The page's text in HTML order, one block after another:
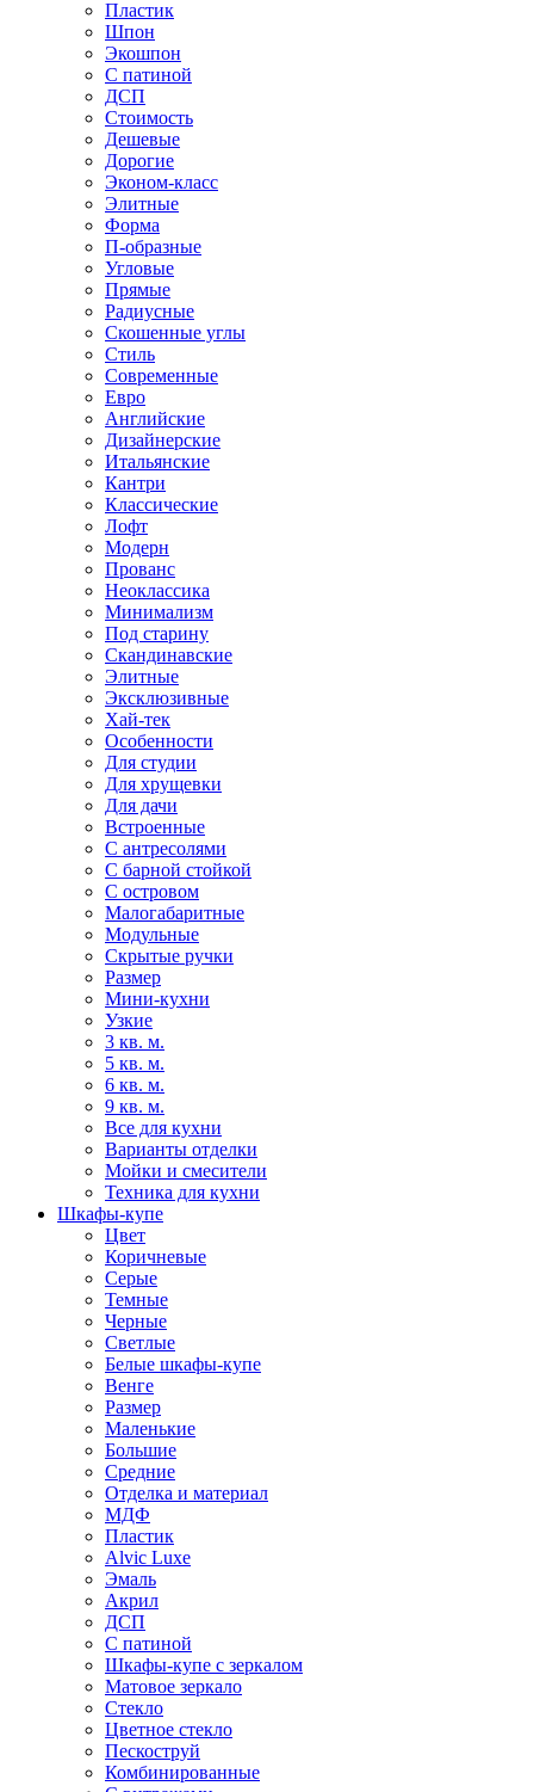
Пластик
Шпон
Экошпон
С патиной
ДСП
Стоимость
Дешевые
Дорогие
Эконом-класс
Элитные
Форма
П-образные
Угловые
Прямые
Радиусные
Скошенные углы
Стиль
Современные
Евро
Английские
Дизайнерские
Итальянские
Кантри
Классические
Лофт
Модерн
Прованс
Неоклассика
Минимализм
Под старину
Скандинавские
Элитные
Эксклюзивные
Хай-тек
Особенности
Для студии
Для хрущевки
Для дачи
Встроенные
С антресолями
С барной стойкой
С островом
Малогабаритные
Модульные
Скрытые ручки
Размер
Мини-кухни
Узкие
3 кв. м.
5 кв. м.
6 кв. м.
9 кв. м.
Все для кухни
Варианты отделки
Мойки и смесители
Техника для кухни
Шкафы-купе
Цвет
Коричневые
Серые
Темные
Черные
Светлые
Белые шкафы-купе
Венге
Размер
Маленькие
Большие
Средние
Отделка и материал
МДФ
Пластик
Alvic Luxe
Эмаль
Акрил
ДСП
С патиной
Шкафы-купе с зеркалом
Матовое зеркало
Стекло
Цветное стекло
Пескоструй
Комбинированные